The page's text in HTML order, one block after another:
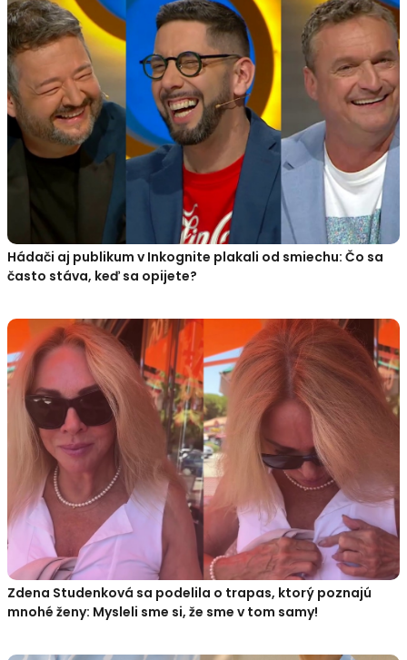
Hádači aj publikum v Inkognite plakali od smiechu: Čo sa
často stáva, keď sa opijete?
Zdena Studenková sa podelila o trapas, ktorý poznajú
mnohé ženy: Mysleli sme si, že sme v tom samy!